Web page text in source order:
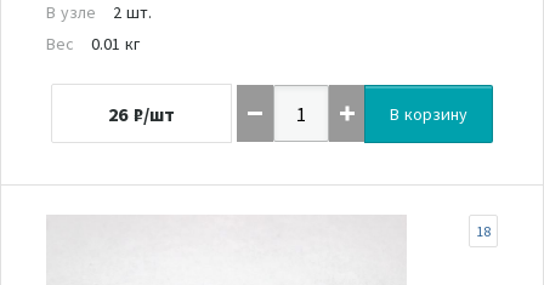
В узле
2 шт.
Вес
0.01 кг
26 ₽/шт В корзину
18